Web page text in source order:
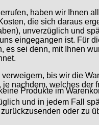
Produkte im
haben wir Ihnen
die sich daraus
unverzüglich und
eingegangen ist. Für
es sei denn, mit Ihnen
bis wir die
nachdem, welches der
und in jedem Fall
oder zu